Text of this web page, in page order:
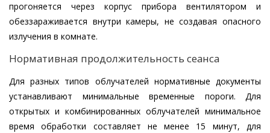
прогоняется через корпус прибора вентилятором и
обеззараживается внутри камеры, не создавая опасного
излучения в комнате.
Нормативная продолжительность сеанса
Для разных типов облучателей нормативные документы
устанавливают минимальные временные пороги. Для
открытых и комбинированных облучателей минимальное
время обработки составляет не менее 15 минут, для